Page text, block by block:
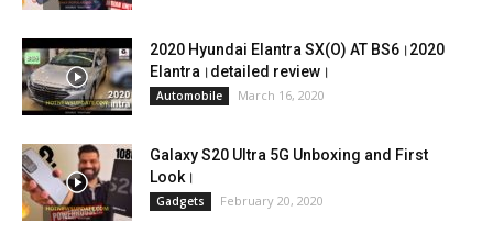
2020 Hyundai Elantra SX(O) AT BS6।2020
Elantra।detailed review।
Automobile March 16, 2020
Galaxy S20 Ultra 5G Unboxing and First
Look।
Gadgets February 20, 2020